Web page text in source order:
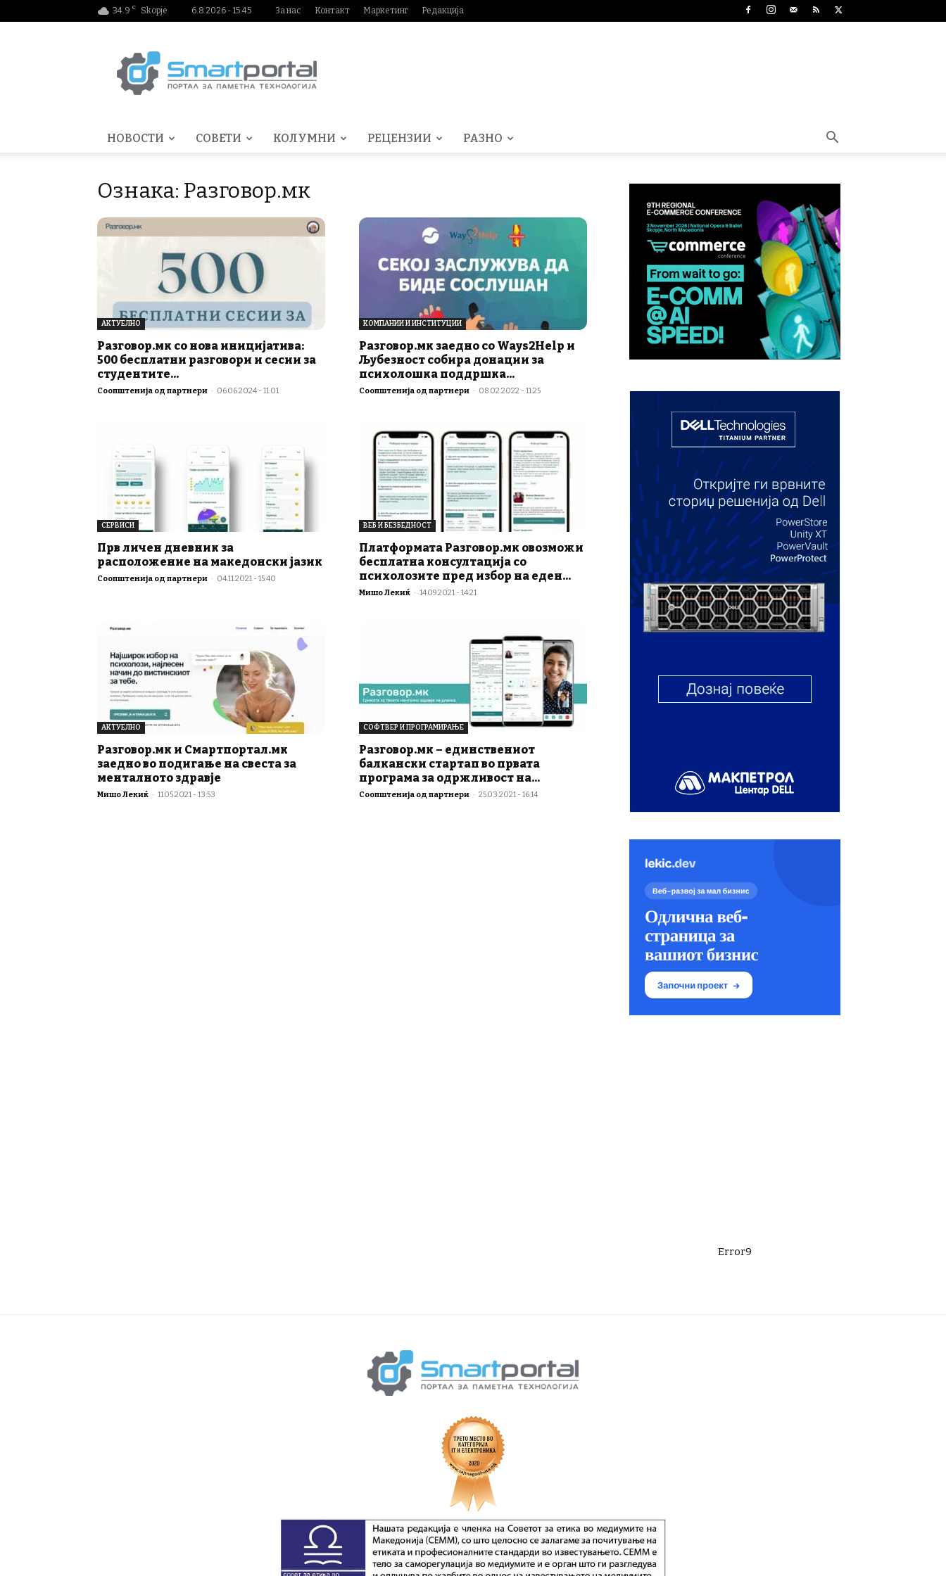
34.9 C Skopje 6.8.2026 - 15:45 За нас Контакт Маркетинг Редакција
НОВОСТИ СОВЕТИ КОЛУМНИ РЕЦЕНЗИИ РАЗНО
Ознака: Разговор.мк
АКТУЕЛНО
Разговор.мк со нова иницијатива:
500 бесплатни разговори и сесии за
студентите...
Соопштенија од партнери - 06.06.2024 - 11:01
КОМПАНИИ И ИНСТИТУЦИИ
Разговор.мк заедно со Ways2Help и
Љубезност собира донации за
психолошка поддршка...
Соопштенија од партнери - 08.02.2022 - 11:25
СЕРВИСИ
Прв личен дневник за
расположение на македонски јазик
Соопштенија од партнери - 04.11.2021 - 15:40
ВЕБ И БЕЗБЕДНОСТ
Платформата Разговор.мк овозможи
бесплатна консултација со
психолозите пред избор на еден...
Мишо Лекиќ - 14.09.2021 - 14:21
АКТУЕЛНО
Разговор.мк и Смартпортал.мк
заедно во подигање на свеста за
менталното здравје
Мишо Лекиќ - 11.05.2021 - 13:53
СОФТВЕР И ПРОГРАМИРАЊЕ
Разговор.мк – единствениот
балкански стартап во првата
програма за одржливост на...
Соопштенија од партнери - 25.03.2021 - 16:14
Error9